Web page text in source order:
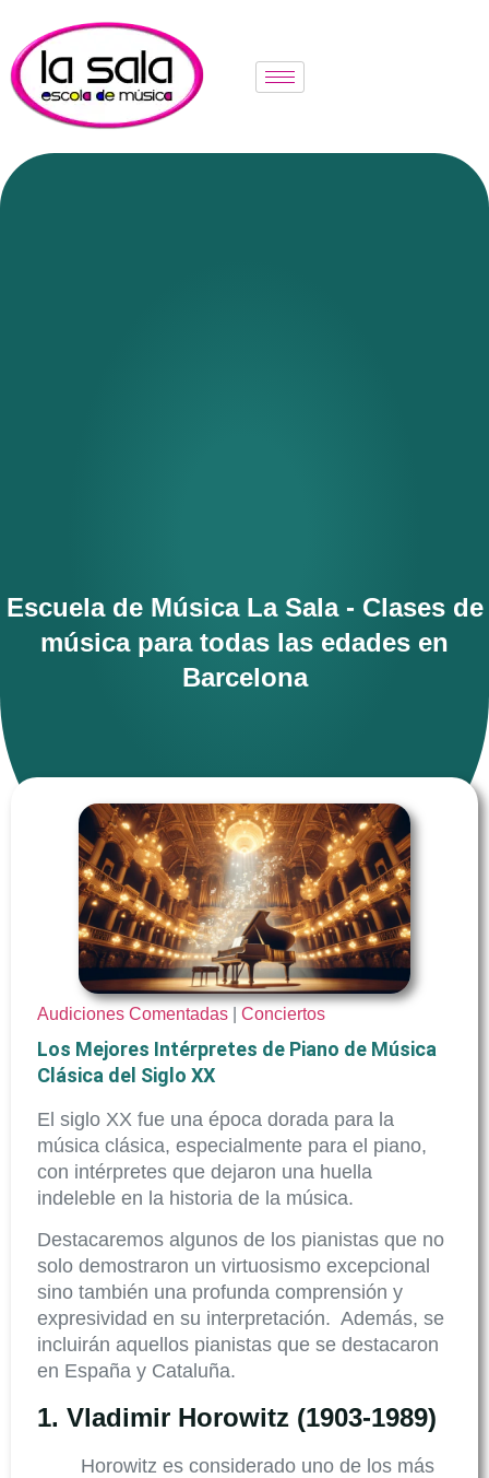
Escuela de Música La Sala - Clases de
música para todas las edades en
Barcelona
Audiciones Comentadas Conciertos
Los Mejores Intérpretes de Piano de Música
Clásica del Siglo XX
El siglo XX fue una época dorada para la
música clásica, especialmente para el piano,
con intérpretes que dejaron una huella
indeleble en la historia de la música.
Destacaremos algunos de los pianistas que no
solo demostraron un virtuosismo excepcional
sino también una profunda comprensión y
expresividad en su interpretación. Además, se
incluirán aquellos pianistas que se destacaron
en España y Cataluña.
1. Vladimir Horowitz (1903-1989)
Horowitz es considerado uno de los más